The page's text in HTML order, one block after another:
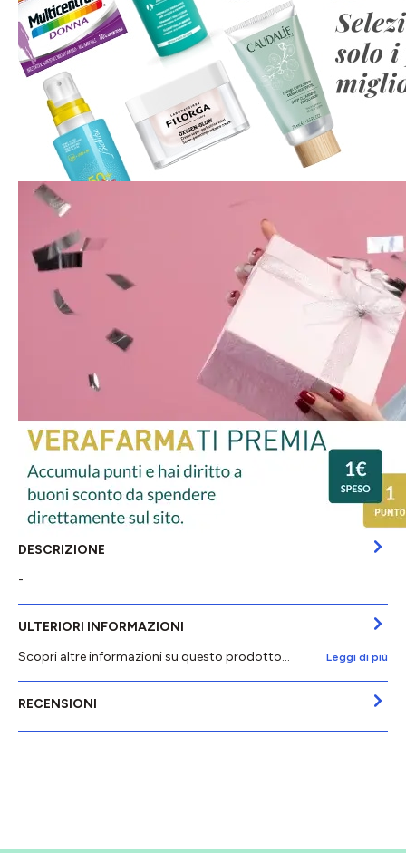
DESCRIZIONE
-
ULTERIORI INFORMAZIONI
Scopri altre informazioni su questo prodotto...
Leggi di più
RECENSIONI